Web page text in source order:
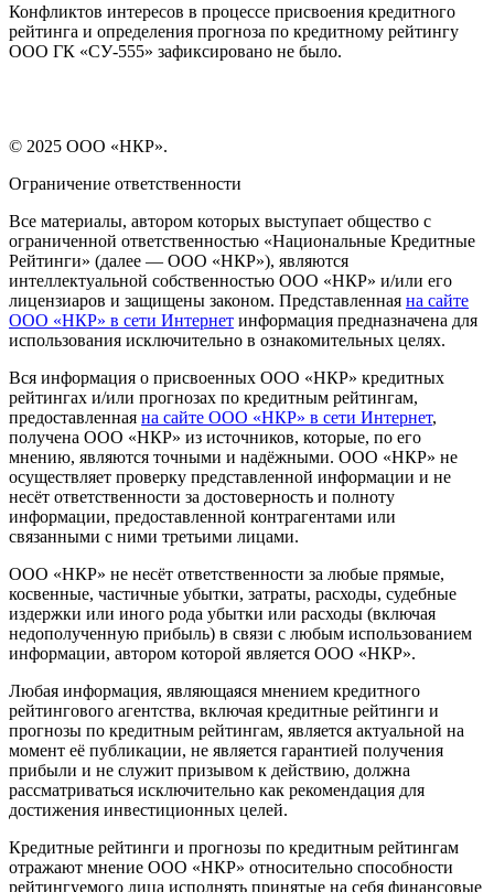
Конфликтов интересов в процессе присвоения кредитного
рейтинга и определения прогноза по кредитному рейтингу
ООО ГК «СУ-555» зафиксировано не было.
© 2025 ООО «НКР».
Ограничение ответственности
Все материалы, автором которых выступает общество с
ограниченной ответственностью «Национальные Кредитные
Рейтинги» (далее — ООО «НКР»), являются
интеллектуальной собственностью ООО «НКР» и/или его
лицензиаров и защищены законом. Представленная на сайте
ООО «НКР» в сети Интернет информация предназначена для
использования исключительно в ознакомительных целях.
Вся информация о присвоенных ООО «НКР» кредитных
рейтингах и/или прогнозах по кредитным рейтингам,
предоставленная на сайте ООО «НКР» в сети Интернет,
получена ООО «НКР» из источников, которые, по его
мнению, являются точными и надёжными. ООО «НКР» не
осуществляет проверку представленной информации и не
несёт ответственности за достоверность и полноту
информации, предоставленной контрагентами или
связанными с ними третьими лицами.
ООО «НКР» не несёт ответственности за любые прямые,
косвенные, частичные убытки, затраты, расходы, судебные
издержки или иного рода убытки или расходы (включая
недополученную прибыль) в связи с любым использованием
информации, автором которой является ООО «НКР».
Любая информация, являющаяся мнением кредитного
рейтингового агентства, включая кредитные рейтинги и
прогнозы по кредитным рейтингам, является актуальной на
момент её публикации, не является гарантией получения
прибыли и не служит призывом к действию, должна
рассматриваться исключительно как рекомендация для
достижения инвестиционных целей.
Кредитные рейтинги и прогнозы по кредитным рейтингам
отражают мнение ООО «НКР» относительно способности
рейтингуемого лица исполнять принятые на себя финансовые